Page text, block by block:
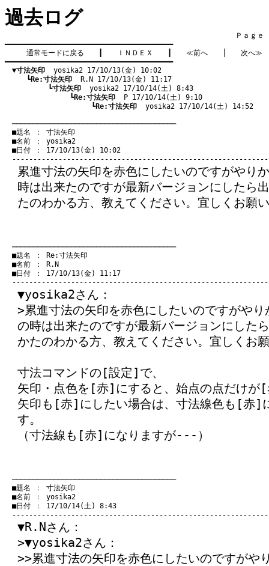
過去ログ
Ｐａｇｅ
━━━━━━━━━━━━━━━━━━━━━━━━━━━━━━━━━━━━━━━━
通常モードに戻る
ＩＮＤＥＸ ≪前へ
次へ≫
━━━━━━━━━━━━━━━━━━━━━━━━━━━━━━━━━━━━━━━━
▼寸法矢印
  yosika2 17/10/13(金) 10:02
┗Re:寸法矢印
  R.N 17/10/13(金) 11:17
┗寸法矢印
  yosika2 17/10/14(土) 8:43
┗Re:寸法矢印
  P 17/10/14(土) 9:10
┗Re:寸法矢印
  yosika2 17/10/14(土) 14:52
───────────────────────────────────────
■題名 ： 寸法矢印
■名前 ： yosika2
■日付 ： 17/10/13(金) 10:02
累進寸法の矢印を赤色にしたいのですがやり
時は出来たのですが最新バージョンにしたら
たのわかる方、教えてください。宜しくお願
───────────────────────────────────────
■題名 ： Re:寸法矢印
■名前 ： R.N
■日付 ： 17/10/13(金) 11:17
▼yosika2さん：
>累進寸法の矢印を赤色にしたいのですがや
の時は出来たのですが最新バージョンにした
かたのわかる方、教えてください。宜しくお
寸法コマンドの[設定]で、
矢印・点色を[赤]にすると、始点の点だけが
矢印も[赤]にしたい場合は、寸法線色も[赤]
す。
（寸法線も[赤]になりますが---）
───────────────────────────────────────
■題名 ： 寸法矢印
■名前 ： yosika2
■日付 ： 17/10/14(土) 8:43
▼R.Nさん：
>▼yosika2さん：
>>累進寸法の矢印を赤色にしたいのですが